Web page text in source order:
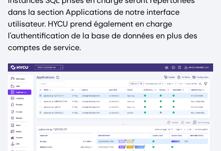
dans la section Applications de notre interface
utilisateur. HYCU prend également en charge
l'authentification de la base de données en plus des
comptes de service.